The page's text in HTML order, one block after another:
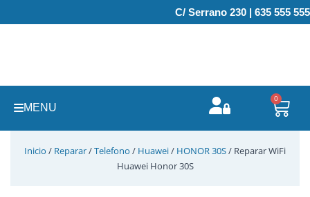
al
C/ Serrano 230 | 635 555 555
MENU
0
Inicio / Reparar/Telefono / Huawei/ HONOR 30S/ Reparar WiFi
Huawei Honor 30S